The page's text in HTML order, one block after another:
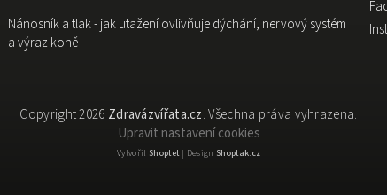
Nánosník a tlak - jak utažení ovlivňuje dýchání, nervový systém
a výraz koně
Copyright 2026 Zdravázvířata.cz. Všechna práva vyhrazena.
Upravit nastavení cookies
Vytvořil Shoptet| Design Shoptak.cz